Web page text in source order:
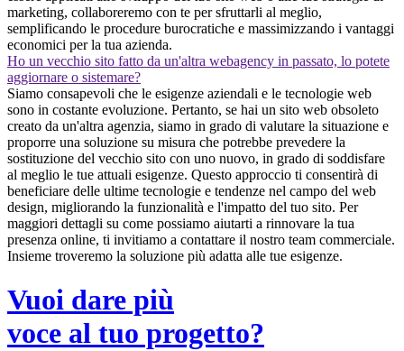
marketing, collaboreremo con te per sfruttarli al meglio,
semplificando le procedure burocratiche e massimizzando i vantaggi
economici per la tua azienda.
Ho un vecchio sito fatto da un'altra webagency in passato, lo potete
aggiornare o sistemare?
Siamo consapevoli che le esigenze aziendali e le tecnologie web
sono in costante evoluzione. Pertanto, se hai un sito web obsoleto
creato da un'altra agenzia, siamo in grado di valutare la situazione e
proporre una soluzione su misura che potrebbe prevedere la
sostituzione del vecchio sito con uno nuovo, in grado di soddisfare
al meglio le tue attuali esigenze. Questo approccio ti consentirà di
beneficiare delle ultime tecnologie e tendenze nel campo del web
design, migliorando la funzionalità e l'impatto del tuo sito. Per
maggiori dettagli su come possiamo aiutarti a rinnovare la tua
presenza online, ti invitiamo a contattare il nostro team commerciale.
Insieme troveremo la soluzione più adatta alle tue esigenze.
Vuoi dare più
voce al tuo progetto?